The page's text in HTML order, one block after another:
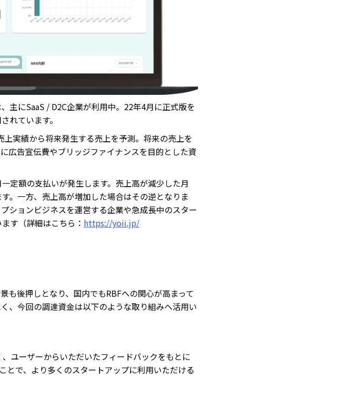
主にSaaS / D2C企業が利用中。22年4月に正式版を
れています。
実績から将来発生する売上を予測。将来の売上を
広告宣伝費やブリッジファイナンスを目的とした資
定額の支払いが発生します。売上高が減少した月
。一方、売上高が増加した場合はその逆となりま
ションビジネスを運営する企業や急成長中のスター
す（詳細はこちら： https://yoii.jp/
も後押しとなり、国内でもRBFへの関心が高まって
、今回の調達資金は以下のような取り組みへ活用い
ユーザーからいただいたフィードバックをもとに
とで、より多くのスタートアップに利用いただける